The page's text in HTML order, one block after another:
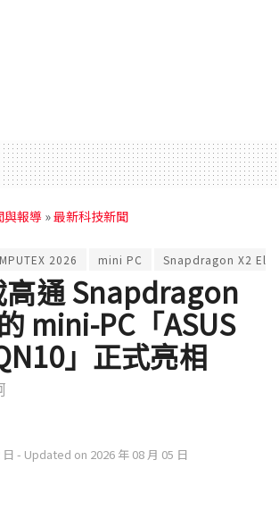
與報導 »最新科技新聞
2026 mini PC Snapdragon X2
高通 Snapdragon
mini-PC「ASUS
」正式亮相
日 - Updated on 2026 年 08 月 05 日